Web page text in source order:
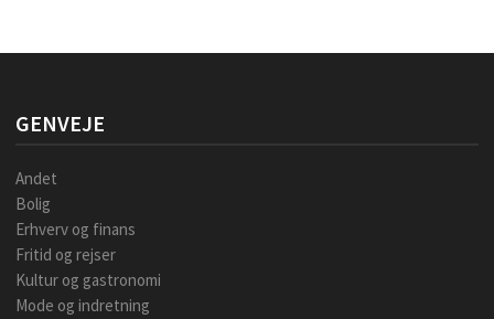
GENVEJE
Andet
Bolig
Erhverv og finans
Fritid og rejser
Kultur og gastronomi
Mode og indretning